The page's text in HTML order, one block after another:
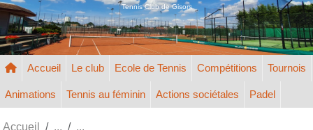
Tennis Club de Gisors
Accueil Le club Ecole de Tennis Compétitions Tournois
Animations Tennis au féminin Actions sociétales Padel
Accueil
Panneau de gestion des cookies